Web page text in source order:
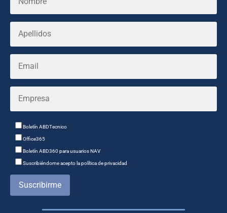
Boletín ABDTecnico
Office365
Boletín ABD360 para usuarios NAV
Suscribiéndome acepto la política de privacidad
Suscribirme